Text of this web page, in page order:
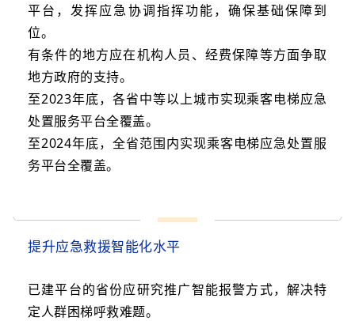
平台，发挥应急协调指挥功能，确保基础保障到
位。
有条件的地方应在机构人员、经费保障等方面争取
地方政府的支持。
至2023年底，各省中等以上城市实现乘客电梯应急
处置服务平台全覆盖。
至2024年底，全省范围内实现乘客电梯应急处置服
务平台全覆盖。
提升应急救援智能化水平
已建平台的省份应研究推广智能报警方式，解决特
定人群困梯呼救难题。